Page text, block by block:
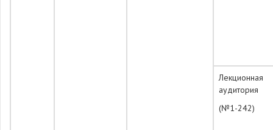
Лекционная
аудитория
(№1-242)